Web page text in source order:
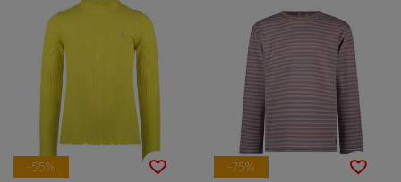
-55% -75%